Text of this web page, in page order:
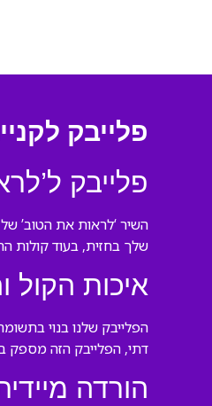
פלייבק
פלייבק
השיר ‘לראות את הטוב’
שלך בחזית, בעוד קולות
איכות
הפלייבק שלנו בנוי
דתי, הפלייבק הזה מספק
הורדה